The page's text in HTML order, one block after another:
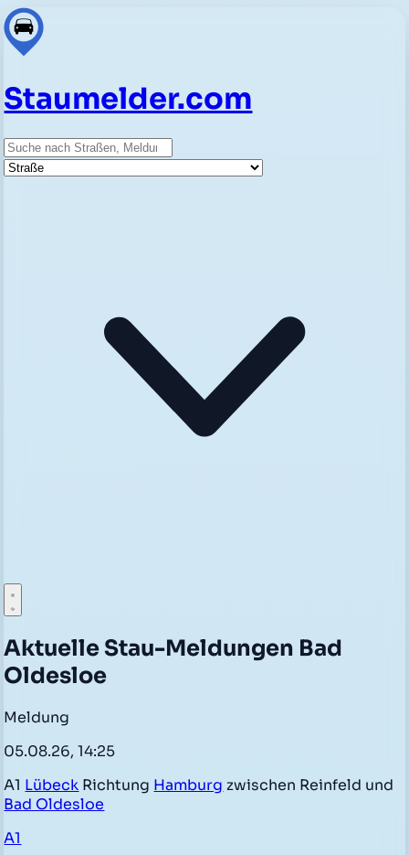
Staumelder.com
Suche
Straße
Aktuelle Stau-Meldungen Bad
Oldesloe
Meldung
05.08.26, 14:25
A1 Lübeck Richtung Hamburg zwischen Reinfeld und
Bad Oldesloe
A1